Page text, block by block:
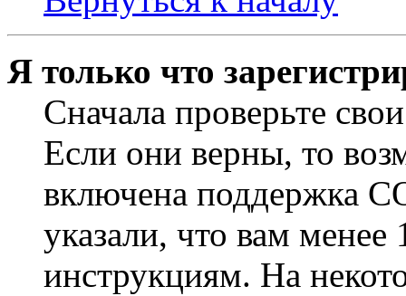
Я только что
Сначала проверьте
Если они верны, то
включена поддержка
указали, что вам
инструкциям. На